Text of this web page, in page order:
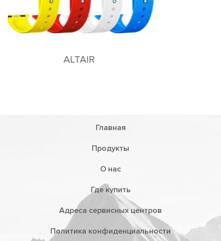
Главная
Продукты
О нас
Где купить
Адреса сервисных центров
Политика конфиденциальности